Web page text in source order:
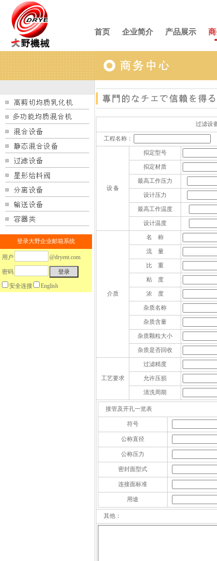
首页 企业简介 产品展示
登录大野企业邮箱系统
用户 @dryent.com
密码
安全连接 English
过
工程名称：
设 备
拟定型号
拟定材质
最高工作压力
设计压力
最高工作温度
设计温度
介质
名 称
流 量
比 重
粘 度
浓 度
杂质名称
杂质含量
杂质颗粒大小
杂质是否回收
工艺要求
过滤精度
允许压损
清洗周期
接管及开孔一览表
符号
公称直径
公称压力
密封面型式
连接面标准
用途
其他：